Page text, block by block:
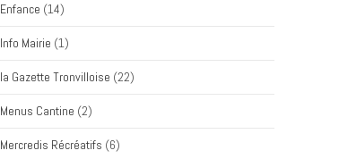
Enfance (14)
Info Mairie (1)
la Gazette Tronvilloise (22)
Menus Cantine (2)
Mercredis Récréatifs (6)